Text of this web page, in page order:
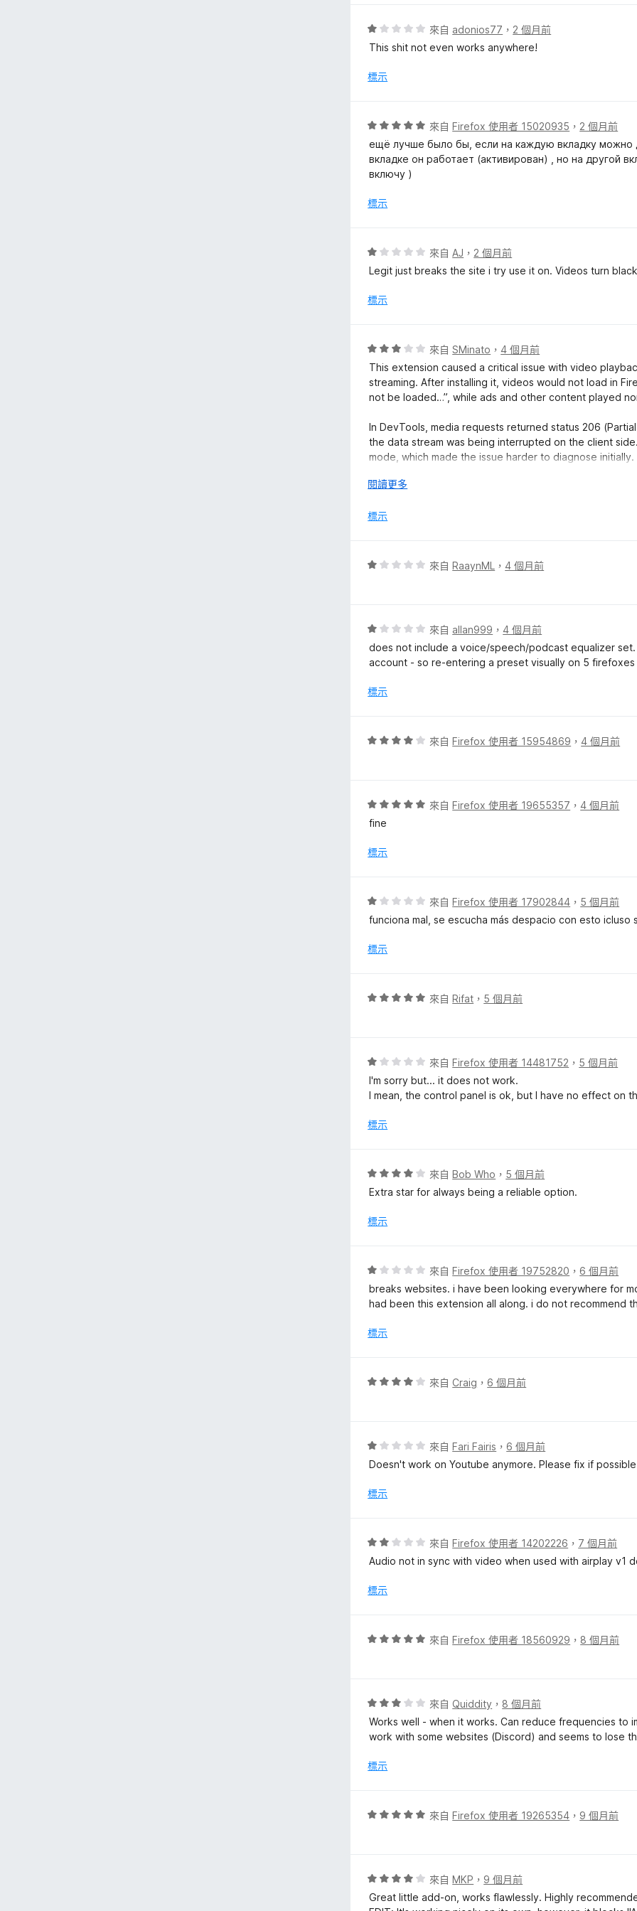
5
分
評
價
分
分
5
分
來自 adonios77 ， 2 個月前
This shit not even works anywhere!
標示
評
價
5
分
滿
分
來自Firefox 使用者 15020935 ， 2 個月前
ещё лучше было бы, если на каждую вкладку можно
вкладке он работает (активирован) , но на другой
включу )
標示
評
價
分
分
5
分
來自AJ ， 2 個月前
Legit just breaks the site i try use it on. Videos turn
標示
評
價
3
分
滿
分
5
來自SMinato ，4 個月前
This extension caused a critical issue with video
streaming. After installing it, videos would not load in
not be loaded…”, while ads and other content played
In DevTools, media requests returned status 206
the data stream was being interrupted on the client
mode, which made the issue harder to diagnose initially.
This behavior suggests that the extension interferes
After removing the extension, the problem was
subdomain media delivery.
展
後
閱讀更多
標示
評
，
分
5
分
來自RaaynML ，4 個月前
評
價
1
，
5
分
來自 allan999 ，4 個月前
does not include a voice/speech/podcast equalizer
account - so re-entering a preset visually on 5
標示
評
，
分
5
分
來自Firefox 使用者 15954869 ，4 個月前
評
價
分
分
5
分
來自Firefox 使用者 19655357 ，4 個月前
fine
標示
評
價
分
分
5
來自Firefox 使用者 17902844 ， 5 個月前
funciona mal, se escucha más despacio con esto icluso
標示
評
，
分
5
分
來自Rifat ， 5 個月前
評
價
1
，
5
分
來自Firefox 使用者 14481752 ， 5 個月前
I'm sorry but... it does not work.
I mean, the control panel is ok, but I have no effect on
標示
評
價
分
分
5
分
來自Bob Who ， 5 個月前
Extra star for always being a reliable option.
標示
評
價
1
，
5
分
來自Firefox 使用者 19752820 ， 6 個月前
breaks websites. i have been looking everywhere for
had been this extension all along. i do not recommend
標示
評
，
分
5
分
來自 Craig ， 6 個月前
評
價
分
分
5
分
來自Fari Fairis ， 6 個月前
Doesn't work on Youtube anymore. Please fix if
標示
評
價
分
分
5
來自Firefox 使用者 14202226 ， 7 個月前
Audio not in sync with video when used with airplay v1
標示
評
，
分
5
分
來自Firefox 使用者 18560929 ， 8 個月前
評
價
3
，
5
分
來自 Quiddity ， 8 個月前
Works well - when it works. Can reduce frequencies
work with some websites (Discord) and seems to lose
標示
評
，
分
來自Firefox 使用者 19265354 ， 9 個月前
評
價
4
來自MKP ， 9 個月前
Great little add-on, works flawlessly. Highly